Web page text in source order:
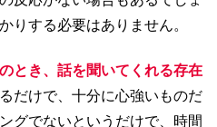
りする必要はありません。
のとき、話を聞いてくれる存在
だけで、十分に心強いものだ
グでないというだけで、時間